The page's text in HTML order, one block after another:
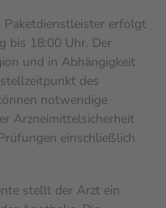
Paketdienstleister erfolgt
bis 18:00 Uhr. Der
und in Abhängigkeit
des
notwendige
Arzneimittelsicherheit
einschließlich
stellt der Arzt ein